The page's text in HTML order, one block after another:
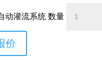
动灌流系统 数量
价